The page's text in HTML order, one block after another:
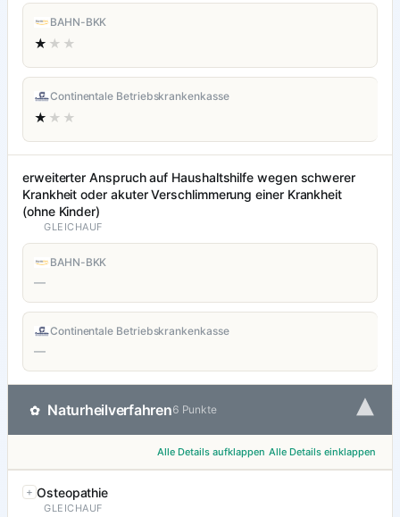
BAHN-BKK
★ ★★
Continentale Betriebskrankenkasse
★ ★★
erweiterter Anspruch auf Haushaltshilfe wegen schwerer
Krankheit oder akuter Verschlimmerung einer Krankheit
(ohne Kinder)
GLEICHAUF
BAHN-BKK
—
Continentale Betriebskrankenkasse
—
✿ Naturheilverfahren6 Punkte ▾
Alle Details aufklappen Alle Details einklappen
Osteopathie
GLEICHAUF